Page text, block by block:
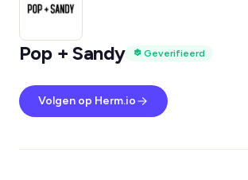
Pop + Sandy Geverifieerd
Volgen op Herm.io